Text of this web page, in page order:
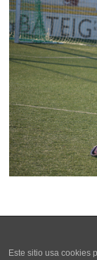
Este sitio usa cookies